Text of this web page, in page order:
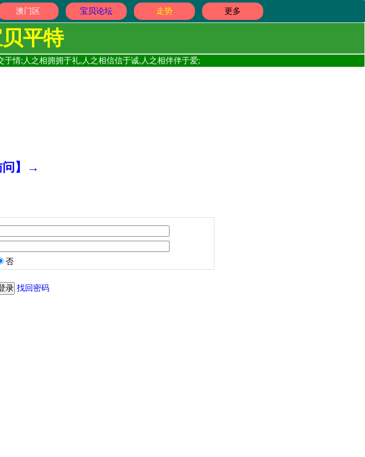
澳门区 宝贝论坛 走势 更多
平特
情;人之相拥拥于礼,人之相信信于诚,人之相伴伴于爱;
问】→
否
找回密码